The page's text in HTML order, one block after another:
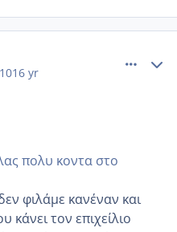
16 yr
πολυ κοντα στο
φιλάμε κανέναν και
τον επιχείλιο